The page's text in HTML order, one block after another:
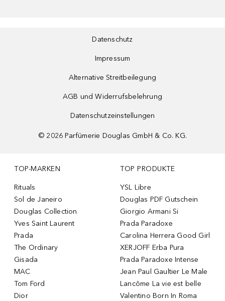
Datenschutz
Impressum
Alternative Streitbeilegung
AGB und Widerrufsbelehrung
Datenschutzeinstellungen
© 2026 Parfümerie Douglas GmbH & Co. KG.
TOP-MARKEN
Rituals
Sol de Janeiro
Douglas Collection
Yves Saint Laurent
Prada
The Ordinary
Gisada
MAC
Tom Ford
Dior
TOP PRODUKTE
YSL Libre
Douglas PDF Gutschein
Giorgio Armani Si
Prada Paradoxe
Carolina Herrera Good Girl
XERJOFF Erba Pura
Prada Paradoxe Intense
Jean Paul Gaultier Le Male
Lancôme La vie est belle
Valentino Born In Roma